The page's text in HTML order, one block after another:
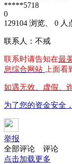
*****5718
0
129104 浏览、 0 人
联系人：不戒
联系时请告知在最
息综合网站
上面看
如遇无效、虚假、
为了您的资金安全
举报
全部评论
评论
点击加载更多